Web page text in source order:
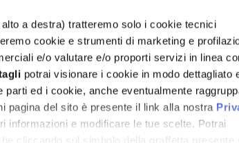
alto a destra) tratteremo solo i cookie tecnici
cookie e strumenti di marketing e
e/o valutare e/o proporti servizi in linea
potrai visionare i cookie in modo dettagliato
ed i cookie, anche eventualmente
pagina del sito è presente il link alla nostra
informazioni e modificare le tue scelte. Potrai
cliccando sul simbolo della graffetta presente
e Condizioni
e Cookie Policy